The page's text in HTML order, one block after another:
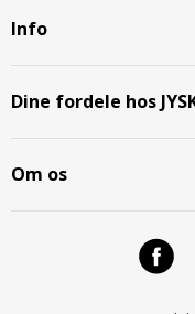
Info
Dine fordele hos
Om os